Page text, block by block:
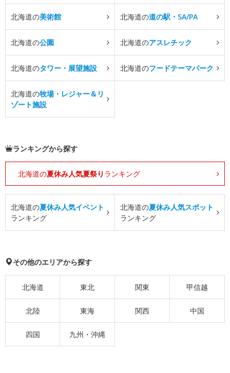
北海道の美術館 北海道の道の駅・SA/PA
北海道の公園 北海道のアスレチック
北海道のタワー・展望施設 北海道のフードテーマパーク
北海道の牧場・レジャー＆リ
ゾート施設
ランキングから探す
北海道の夏休み人気夏祭り ランキング
北海道の夏休み人気イベント
ランキング
北海道の夏休み人気スポット
ランキング
その他のエリアから探す
北海道 東北 関東 甲信越
北陸 東海 関西 中国
四国 九州・沖縄